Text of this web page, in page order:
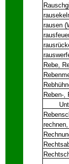
rausen
Rebe,
Reben-,